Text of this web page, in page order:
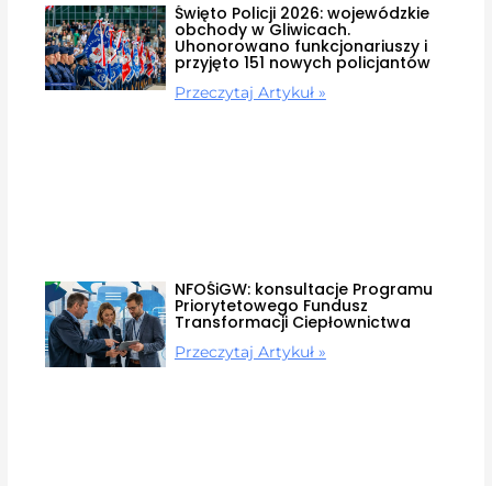
Święto Policji 2026: wojewódzkie
obchody w Gliwicach.
Uhonorowano funkcjonariuszy i
przyjęto 151 nowych policjantów
Przeczytaj Artykuł »
NFOŚiGW: konsultacje Programu
Priorytetowego Fundusz
Transformacji Ciepłownictwa
Przeczytaj Artykuł »